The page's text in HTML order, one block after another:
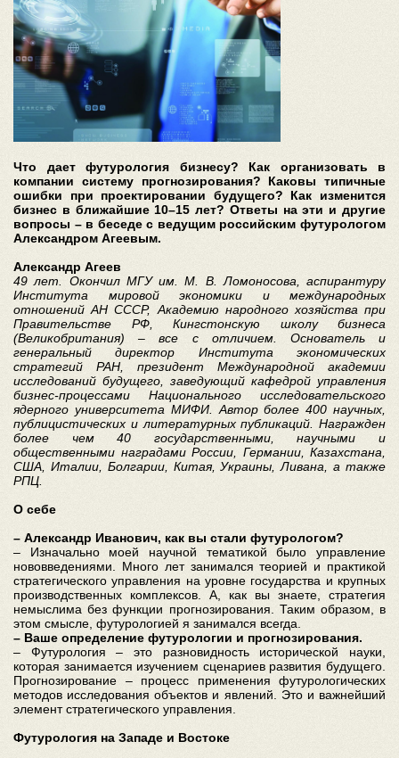
Что дает футурология бизнесу? Как организовать в
компании систему прогнозирования? Каковы типичные
ошибки при проектировании будущего? Как изменится
бизнес в ближайшие 10–15 лет? Ответы на эти и другие
вопросы – в беседе с ведущим российским футурологом
Александром Агеевым.
Александр Агеев
49 лет. Окончил МГУ им. М. В. Ломоносова, аспирантуру
Института мировой экономики и международных
отношений АН СССР, Академию народного хозяйства при
Правительстве РФ, Кингстонскую школу бизнеса
(Великобритания) – все с отличием. Основатель и
генеральный директор Института экономических
стратегий РАН, президент Международной академии
исследований будущего, заведующий кафедрой управления
бизнес-процессами Национального исследовательского
ядерного университета МИФИ. Автор более 400 научных,
публицистических и литературных публикаций. Награжден
более чем 40 государственными, научными и
общественными наградами России, Германии, Казахстана,
США, Италии, Болгарии, Китая, Украины, Ливана, а также
РПЦ.
О себе
– Александр Иванович, как вы стали футурологом?
– Изначально моей научной тематикой было управление
нововведениями. Много лет занимался теорией и практикой
стратегического управления на уровне государства и крупных
производственных комплексов. А, как вы знаете, стратегия
немыслима без функции прогнозирования. Таким образом, в
этом смысле, футурологией я занимался всегда.
– Ваше определение футурологии и прогнозирования.
– Футурология – это разновидность исторической науки,
которая занимается изучением сценариев развития будущего.
Прогнозирование – процесс применения футурологических
методов исследования объектов и явлений. Это и важнейший
элемент стратегического управления.
Футурология на Западе и Востоке